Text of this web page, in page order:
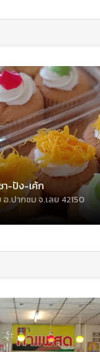
า-ปัง-เค้ก
.ปากชม จ.เลย 42150